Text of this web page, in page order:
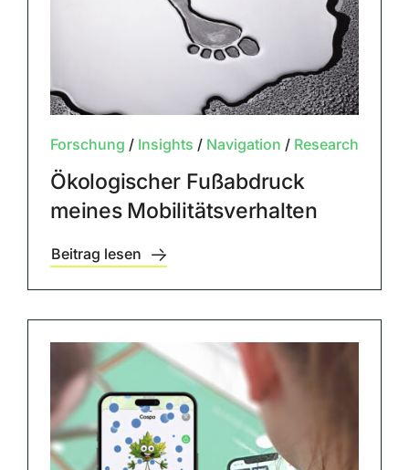
Forschung / Insights / Navigation / Research
Ökologischer Fußabdruck
meines Mobilitätsverhalten
Beitrag lesen